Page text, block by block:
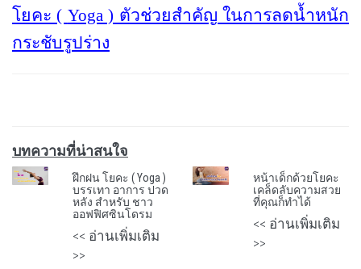
โยคะ ( Yoga ) ตัวช่วยสำคัญ ในการลดน้ำหนัก
กระชับรูปร่าง
บทความที่น่าสนใจ
ฝึกฝน โยคะ ( Yoga )
บรรเทา อาการ ปวด
หลัง สำหรับ ชาว
ออฟฟิศซินโดรม
<< อ่านเพิ่มเติม
>>
หน้าเด็กด้วยโยคะ
เคล็ดลับความสวย
ที่คุณก็ทำได้
<< อ่านเพิ่มเติม
>>